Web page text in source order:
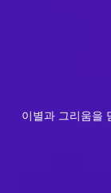
이별과 그리움을